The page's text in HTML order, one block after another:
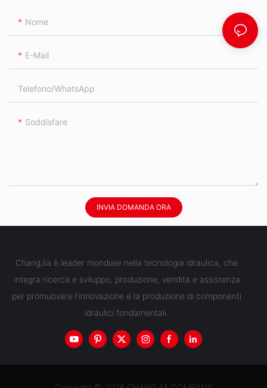
Nome
E-Mail
Telefono/WhatsApp
Soddisfare
INVIA DOMANDA ORA
ChangJia è leader mondiale nella tecnologia idraulica, che
integra ricerca e sviluppo, produzione, vendita e assistenza
per promuovere l'innovazione e la produzione di componenti
idraulici fondamentali.